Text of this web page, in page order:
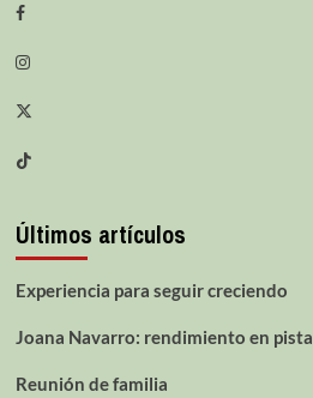
Últimos artículos
Experiencia para seguir creciendo
Joana Navarro: rendimiento en pista
Reunión de familia